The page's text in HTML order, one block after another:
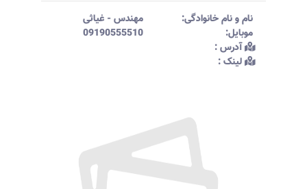
نام و نام خانوادگی:‌ مهندس - غیاثی
موبایل:‌
09190555510
آدرس :‌
لینک :‌